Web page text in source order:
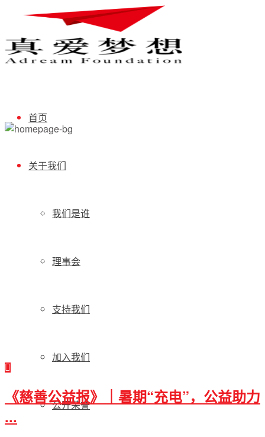
首页
关于我们
我们是谁
理事会
支持我们
加入我们
公开荣誉
《慈善公益报》｜暑期“充电”，公益助力
...